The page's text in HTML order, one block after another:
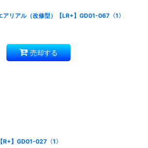
アリアル（改修型）【LR+】GD01-067〈1〉
売却する
R+】GD01-027〈1〉